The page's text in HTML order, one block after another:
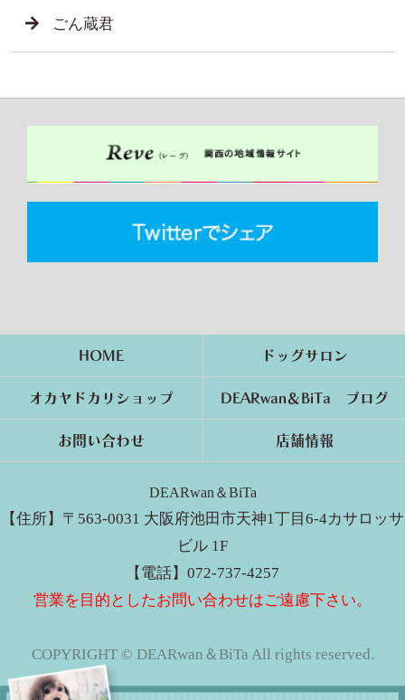
ごん蔵君
HOME ドッグサロン
オカヤドカリショップ DEARwan＆BiTa ブログ
お問い合わせ 店舗情報
DEARwan＆BiTa
【住所】〒563-0031 大阪府池田市天神1丁目6-4カサロッサ
ビル 1F
【電話】072-737-4257
営業を目的としたお問い合わせはご遠慮下さい。
COPYRIGHT © DEARwan＆BiTa All rights reserved.